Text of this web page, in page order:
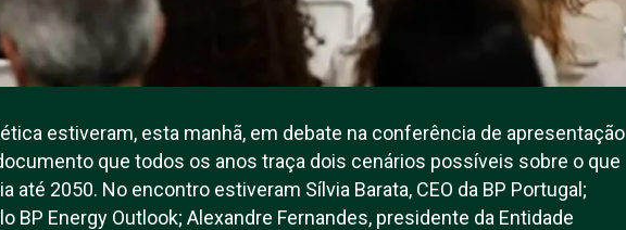
estiveram, esta manhã, em debate na conferência de apresentação
que todos os anos traça dois cenários possíveis sobre o que
até 2050. No encontro estiveram Sílvia Barata, CEO da BP Portugal;
BP Energy Outlook; Alexandre Fernandes, presidente da Entidade